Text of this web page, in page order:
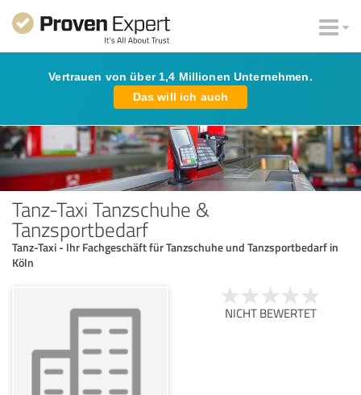
Vertrauen von über 1,4 Millionen Unternehmen.
Das will ich auch
Tanz-Taxi Tanzschuhe &
Tanzsportbedarf
Tanz-Taxi - Ihr Fachgeschäft für Tanzschuhe und Tanzsportbedarf in
Köln
NICHT BEWERTET